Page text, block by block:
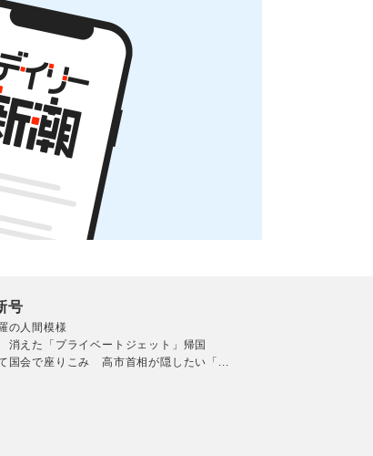
号
の人間模様
えた「プライベートジェット」帰国
国会で座りこみ 高市首相が隠したい「...